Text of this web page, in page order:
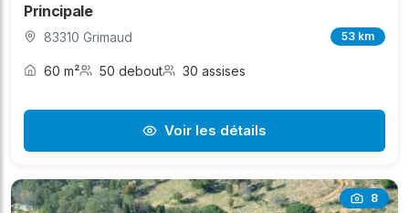
Principale
83310 Grimaud 53 km
60 m² 50 debout 30 assises
Voir les détails
8